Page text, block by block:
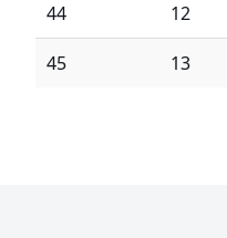
44 12
45 13